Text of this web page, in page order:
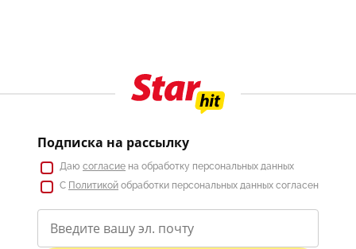
Подписка на рассылку
Даю согласие на обработку персональных данных
С Политикой обработки персональных данных согласен